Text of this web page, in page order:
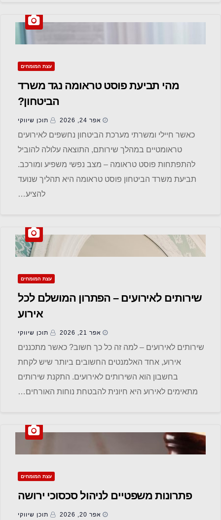
עצת המומחים
מהי תביעת פוסט טראומה נגד משרד
הביטחון?
אפר 24, 2026 תוכן שיווקי
כאשר חיילי ומשרתי מערכת הביטחון נחשפים לאירועים
טראומטיים במהלך שירותם, התוצאה עלולה להוביל
להתפתחות פוסט טראומה – מצב נפשי משפיע ומורכב.
תביעת משרד הביטחון פוסט טראומה היא תהליך שנועד
להציע…
עצת המומחים
שירותים לאירועים – הפתרון המושלם לכל
אירוע
אפר 21, 2026 תוכן שיווקי
שירותים לאירועים – למה זה כל כך חשוב? כאשר מתכננים
אירוע, אחד האלמנטים החשובים ביותר שיש לקחת
בחשבון הוא השירותים לאירועים. התקנת שירותים
מתאימים לאירוע היא חיונית להבטחת נוחות האורחים…
עצת המומחים
פתרונות משפטיים לניהול סכסוכי ירושה
אפר 20, 2026 תוכן שיווקי